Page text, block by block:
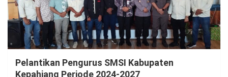
Pelantikan Pengurus SMSI Kabupaten
Kepahiang Periode 2024-2027